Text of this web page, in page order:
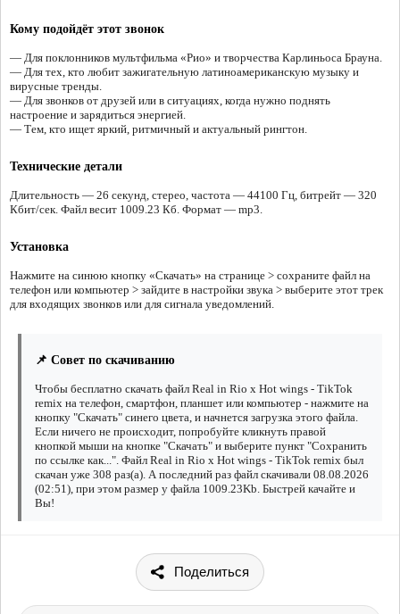
Кому подойдёт этот звонок
— Для поклонников мультфильма «Рио» и творчества Карлиньоса Брауна.
— Для тех, кто любит зажигательную латиноамериканскую музыку и
вирусные тренды.
— Для звонков от друзей или в ситуациях, когда нужно поднять
настроение и зарядиться энергией.
— Тем, кто ищет яркий, ритмичный и актуальный рингтон.
Технические детали
Длительность — 26 секунд, стерео, частота — 44100 Гц, битрейт — 320
Кбит/сек. Файл весит 1009.23 Кб. Формат — mp3.
Установка
Нажмите на синюю кнопку «Скачать» на странице > сохраните файл на
телефон или компьютер > зайдите в настройки звука > выберите этот трек
для входящих звонков или для сигнала уведомлений.
📌 Совет по скачиванию
Чтобы бесплатно скачать файл Real in Rio x Hot wings - TikTok
remix на телефон, смартфон, планшет или компьютер - нажмите на
кнопку "Скачать" синего цвета, и начнется загрузка этого файла.
Если ничего не происходит, попробуйте кликнуть правой
кнопкой мыши на кнопке "Скачать" и выберите пункт "Сохранить
по ссылке как...". Файл Real in Rio x Hot wings - TikTok remix был
скачан уже 308 раз(а). А последний раз файл скачивали 08.08.2026
(02:51), при этом размер у файла 1009.23Kb. Быстрей качайте и
Вы!
Поделиться